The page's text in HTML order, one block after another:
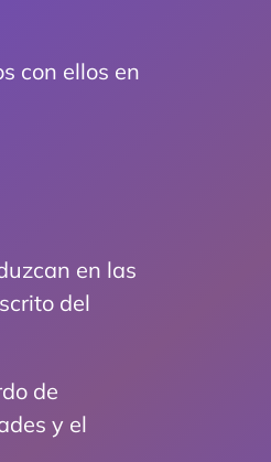
con ellos en
en las
del
de
y el